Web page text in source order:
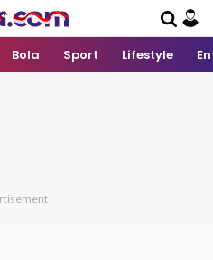
Bola Sport Lifestyle